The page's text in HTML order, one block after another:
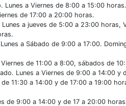
Lunes a Viernes de 8:00 a 15:00 horas.
de 17:00 a 20:00 horas.
a jueves de 5:00 a 23:00 horas,
a Sábado de 9:00 a 17:00.
de 11:00 a 8:00, sábados de
Lunes a Viernes de 9:00 a 14:00 y
11:30 a 14:00 y de 17:00 a 19:00
de 9:00 a 14:00 y de 17 a 20:00